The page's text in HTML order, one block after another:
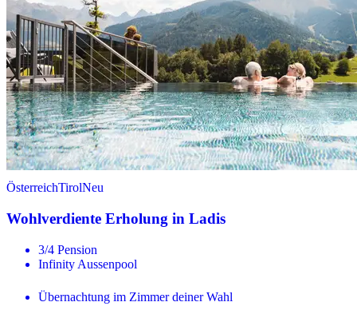
ÖsterreichTirolNeu
Wohlverdiente Erholung in Ladis
3/4 Pension
Infinity Aussenpool
Übernachtung im Zimmer deiner Wahl